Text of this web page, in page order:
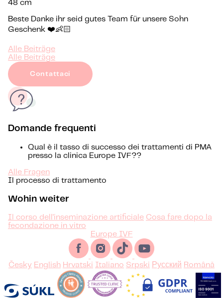
48 cm
Beste Danke ihr seid gutes Team für unsere Sohn
Geschenk ❤️👶🏻
Alle Beiträge
Alle Beiträge
Contattaci
Domande frequenti
Qual è il tasso di successo dei trattamenti di PMA
presso la clinica Europe IVF??
Alle Fragen
Il processo di trattamento
Wohin weiter
Il corso dell'inseminazione artificiale Cosa fare dopo la
fecondazione in vitro
Europe IVF
Česky English Hrvatski Italiano Srpski Русский Română